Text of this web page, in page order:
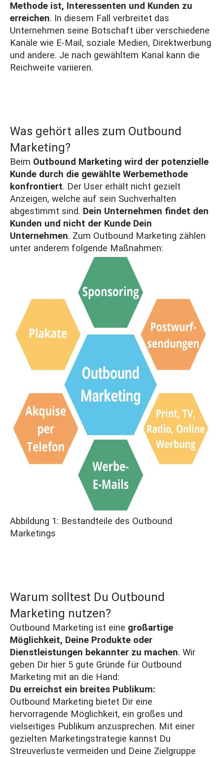
Methode ist, Interessenten und Kunden zu
erreichen. In diesem Fall verbreitet das
Unternehmen seine Botschaft über verschiedene
Kanäle wie E-Mail, soziale Medien, Direktwerbung
und andere. Je nach gewähltem Kanal kann die
Reichweite variieren.
Was gehört alles zum Outbound
Marketing?
Beim Outbound Marketing wird der potenzielle
Kunde durch die gewählte Werbemethode
konfrontiert. Der User erhält nicht gezielt
Anzeigen, welche auf sein Suchverhalten
abgestimmt sind. Dein Unternehmen findet den
Kunden und nicht der Kunde Dein
Unternehmen. Zum Outbound Marketing zählen
unter anderem folgende Maßnahmen:
Abbildung 1: Bestandteile des Outbound
Marketings
Warum solltest Du Outbound
Marketing nutzen?
Outbound Marketing ist eine großartige
Möglichkeit, Deine Produkte oder
Dienstleistungen bekannter zu machen. Wir
geben Dir hier 5 gute Gründe für Outbound
Marketing mit an die Hand:
Du erreichst ein breites Publikum:
Outbound Marketing bietet Dir eine
hervorragende Möglichkeit, ein großes und
vielseitiges Publikum anzusprechen. Mit einer
gezielten Marketingstrategie kannst Du
Streuverluste vermeiden und Deine Zielgruppe